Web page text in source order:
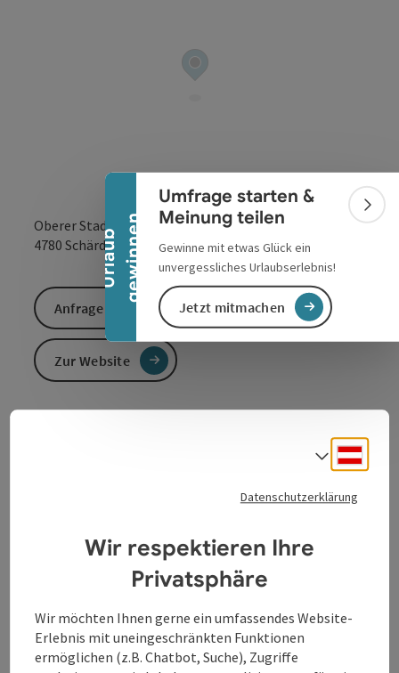
U
r
l
a
u
b
g
e
w
i
n
n
en
Banner einklappen
Umfrage starten &
Meinung teilen
Gewinne mit etwas Glück ein
unvergessliches Urlaubserlebnis!
Jetzt mitmachen
Oberer Stadtplatz
4780 Schärding in Google
bewohnt wurde. Ein Doppeltor am Beginn der Linzer
Öffnungszeiten
Anfrage senden
Zur Website
Datenschutzerklärung
Wir respektieren Ihre
Privatsphäre
Wir möchten Ihnen gerne ein umfassendes Website-
Erlebnis mit uneingeschränkten Funktionen
ermöglichen (z.B. Chatbot, Suche), Zugriffe